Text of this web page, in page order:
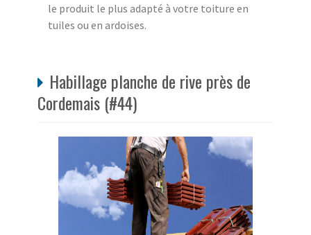
le produit le plus adapté à votre toiture en
tuiles ou en ardoises.
Habillage planche de rive près de
Cordemais (#44)